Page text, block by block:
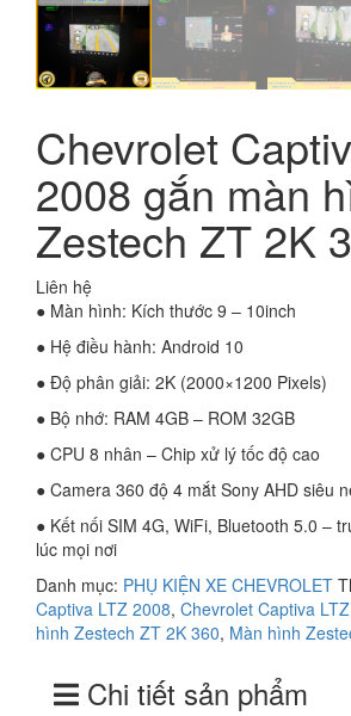
Chevrolet
2008 gắn màn
Zestech ZT 2K
Liên hệ
● Màn hình: Kích thước 9 – 10inch
● Hệ điều hành: Android 10
● Độ phân giải: 2K (2000×1200 Pixels)
● Bộ nhớ: RAM 4GB – ROM 32GB
● CPU 8 nhân – Chip xử lý tốc độ cao
● Camera 360 độ 4 mắt Sony AHD siêu
● Kết nối SIM 4G, WiFi, Bluetooth 5.0 –
lúc mọi nơi
Danh mục: PHỤ KIỆN XE CHEVROLET
Captiva LTZ 2008, Chevrolet Captiva
hình Zestech ZT 2K 360, Màn hình
Chi tiết sản phẩm